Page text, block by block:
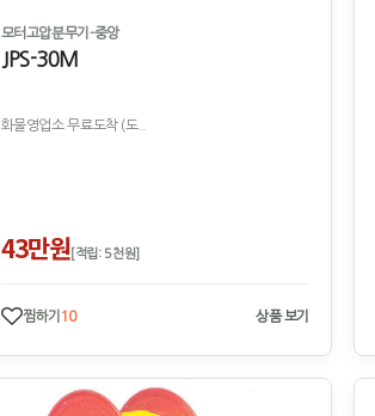
모터고압분무기-중앙
JPS-30M
화물영업소 무료도착 (도..
43만원 [적립: 5천원]
찜하기 10 상품 보기